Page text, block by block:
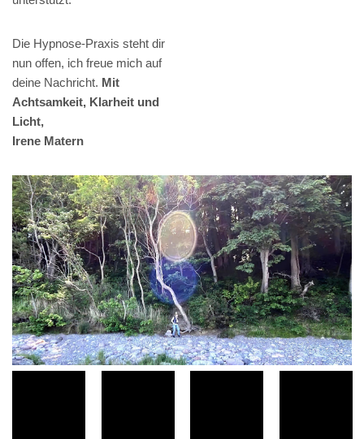
Die Hypnose-Praxis steht dir
nun offen, ich freue mich auf
deine Nachricht. Mit
Achtsamkeit, Klarheit und
Licht,
Irene Matern